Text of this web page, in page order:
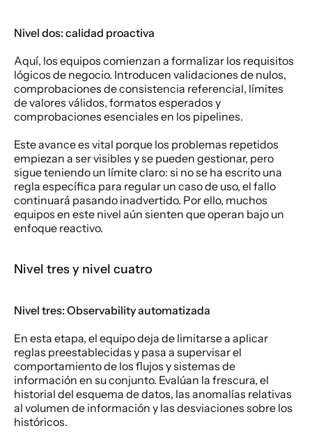
Nivel dos: calidad proactiva
Aquí, los equipos comienzan a formalizar los requisitos
lógicos de negocio. Introducen validaciones de nulos,
comprobaciones de consistencia referencial, límites
de valores válidos, formatos esperados y
comprobaciones esenciales en los pipelines.
Este avance es vital porque los problemas repetidos
empiezan a ser visibles y se pueden gestionar, pero
sigue teniendo un límite claro: si no se ha escrito una
regla específica para regular un caso de uso, el fallo
continuará pasando inadvertido. Por ello, muchos
equipos en este nivel aún sienten que operan bajo un
enfoque reactivo.
Nivel tres y nivel cuatro
Nivel tres: Observability automatizada
En esta etapa, el equipo deja de limitarse a aplicar
reglas preestablecidas y pasa a supervisar el
comportamiento de los flujos y sistemas de
información en su conjunto. Evalúan la frescura, el
historial del esquema de datos, las anomalías relativas
al volumen de información y las desviaciones sobre los
históricos.